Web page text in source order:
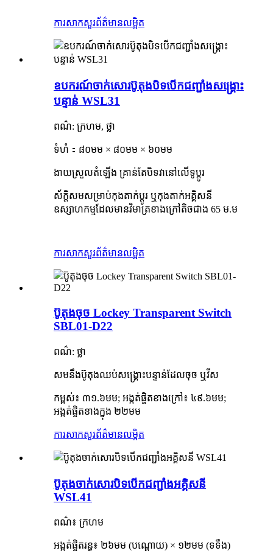
ការសាកសួរព័ត៌មានលម្អិត
ឧបករណ៍ចាក់សោរប៊ូតុងបិទបើកជញ្ជាំងសង្គ្រោះ
បន្ទាន់ WSL31
ពណ៌: ក្រហម, ថ្លា
ទំហំ ： ៨០មម × ៨០មម × ៦០មម
ងាយស្រួលតំឡើង គ្រាន់តែបិទវានៅលើទូប្តូរ
ស័ក្តិសមសម្រាប់កុងតាក់ប្តូរ ឬកុងតាក់អគ្គិសនី
ឧស្សាហកម្មដែលមានវិមាត្រខាងក្រៅតិចជាង 65 ម.ម
ការសាកសួរព័ត៌មានលម្អិត
ប៊ូតុងចុច Lockey Transparent Switch
SBL01-D22
ពណ៌: ថ្លា
សមនឹងប៊ូតុងឈប់សង្គ្រោះបន្ទាន់ដែលចុច ឬវីស
កម្ពស់៖ ៣១.៦មម; អង្កត់ផ្ចិតខាងក្រៅ៖ ៤៩.៦មម;
អង្កត់ផ្ចិតខាងក្នុង ២២មម
ការសាកសួរព័ត៌មានលម្អិត
ប៊ូតុងចាក់សោរបិទបើកជញ្ជាំងអគ្គិសនី
WSL41
ពណ៌៖ ក្រហម
អង្កត់ផ្ចិតរន្ធ៖ ២៦មម (បណ្តោយ) × ១២មម (ទទឹង)